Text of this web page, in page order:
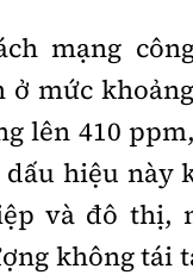
mạng
ở mức
lên 410
dấu hiệu này
và đô thị,
không tái